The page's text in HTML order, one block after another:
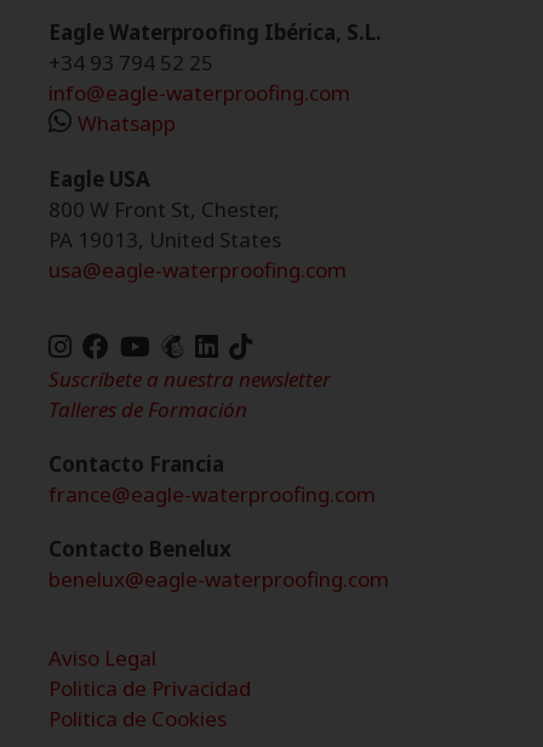
Eagle Waterproofing Ibérica, S.L.
+34 93 794 52 25
info@eagle-waterproofing.com
Whatsapp
Eagle USA
800 W Front St, Chester,
PA 19013, United States
usa@eagle-waterproofing.com
de
Suscríbete a nuestra newsletter
Talleres de Formación
Contacto Francia
france@eagle-waterproofing.com
Contacto Benelux
benelux@eagle-waterproofing.com
Aviso Legal
Politica de Privacidad
Politica de Cookies